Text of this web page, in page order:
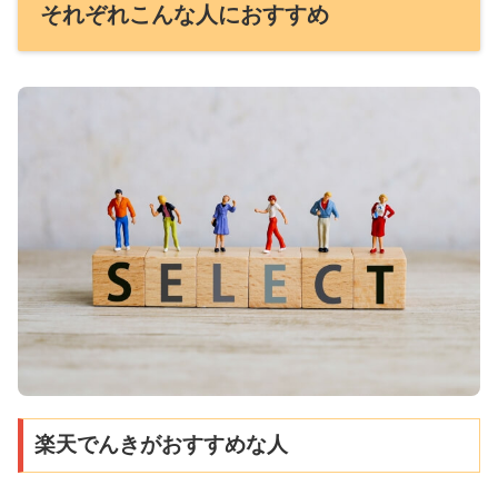
それぞれこんな人におすすめ
楽天でんきがおすすめな人